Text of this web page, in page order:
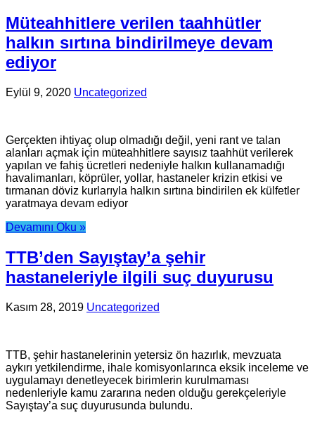
Müteahhitlere verilen taahhütler
halkın sırtına bindirilmeye devam
ediyor
Eylül 9, 2020 Uncategorized
Gerçekten ihtiyaç olup olmadığı değil, yeni rant ve talan
alanları açmak için müteahhitlere sayısız taahhüt verilerek
yapılan ve fahiş ücretleri nedeniyle halkın kullanamadığı
havalimanları, köprüler, yollar, hastaneler krizin etkisi ve
tırmanan döviz kurlarıyla halkın sırtına bindirilen ek külfetler
yaratmaya devam ediyor
Devamını Oku »
TTB’den Sayıştay’a şehir
hastaneleriyle ilgili suç duyurusu
Kasım 28, 2019 Uncategorized
TTB, şehir hastanelerinin yetersiz ön hazırlık, mevzuata
aykırı yetkilendirme, ihale komisyonlarınca eksik inceleme ve
uygulamayı denetleyecek birimlerin kurulmaması
nedenleriyle kamu zararına neden olduğu gerekçeleriyle
Sayıştay’a suç duyurusunda bulundu.